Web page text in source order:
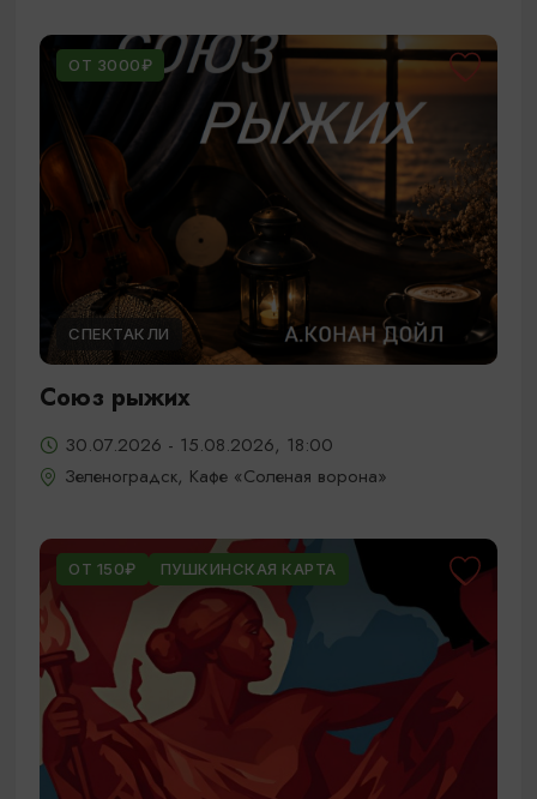
ОТ 3000₽
СПЕКТАКЛИ
Союз рыжих
30.07.2026 - 15.08.2026, 18:00
Зеленоградск, Кафе «Соленая ворона»
ОТ 150₽ ПУШКИНСКАЯ КАРТА